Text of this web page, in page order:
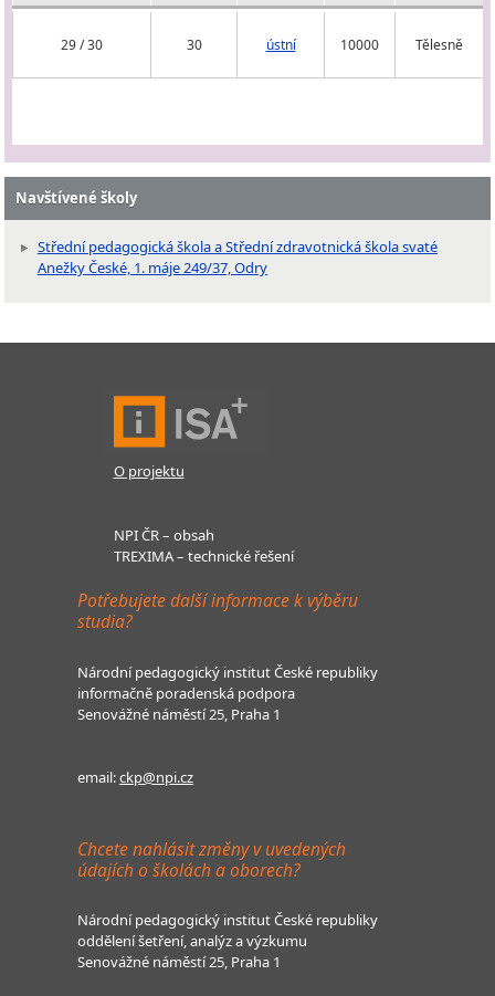
29 / 30 30 ústní 10000 Tělesně
Navštívené školy
Střední pedagogická škola a Střední zdravotnická škola svaté
Anežky České, 1. máje 249/37, Odry
O projektu
NPI ČR – obsah
TREXIMA – technické řešení
Potřebujete další informace k výběru
studia?
Národní pedagogický institut České republiky
informačně poradenská podpora
Senovážné náměstí 25, Praha 1
email:ckp@npi.cz
Chcete nahlásit změny v uvedených
údajích o školách a oborech?
Národní pedagogický institut České republiky
oddělení šetření, analýz a výzkumu
Senovážné náměstí 25, Praha 1